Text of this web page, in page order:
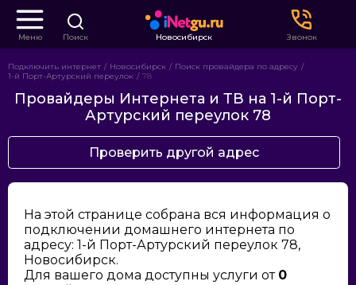
Меню Поиск Новосибирск Звонок
Подключить интернет Новосибирск
Поиск провайдера по адресу
1-й Порт-Артурский переулок
78
Провайдеры Интернета и ТВ на 1-й Порт-
Артурский переулок 78
Проверить другой адрес
На этой странице собрана вся информация о
подключении домашнего интернета по
адресу: 1-й Порт-Артурский переулок 78,
Новосибирск.
Для вашего дома доступны услуги от 0